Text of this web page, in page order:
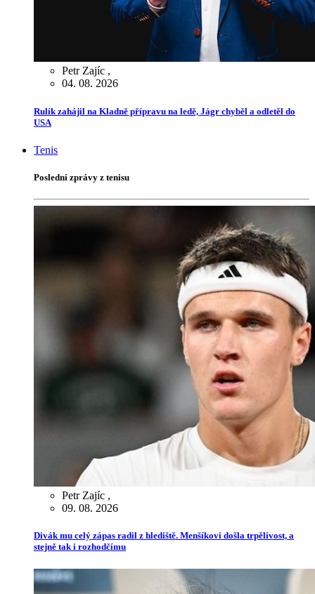
Petr Zajíc ,
04. 08. 2026
Rulík zahájil na Kladně přípravu na ledě, Jágr chyběl a odletěl do
USA
Tenis
Poslední zprávy z tenisu
Petr Zajíc ,
09. 08. 2026
Divák mu celý zápas radil z hlediště. Menšíkovi došla trpělivost, a
stejně tak i rozhodčímu